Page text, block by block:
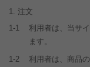
注文
1-1
利用者は、当サ
ます。
1-2
利用者は、商品